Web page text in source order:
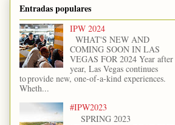
Entradas populares
IPW 2024
WHAT'S NEW AND
COMING SOON IN LAS
VEGAS FOR 2024 Year after
year, Las Vegas continues
to provide new, one-of-a-kind experiences.
Wheth...
#IPW2023
SPRING 2023